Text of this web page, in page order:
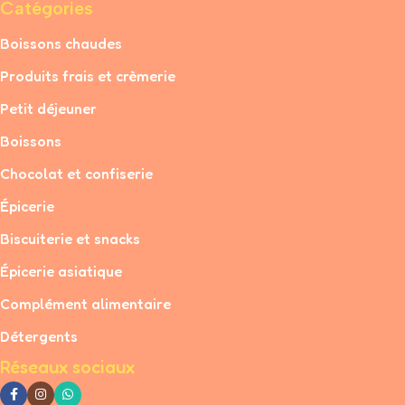
Catégories
Boissons chaudes
Produits frais et crèmerie
Petit déjeuner
Boissons
Chocolat et confiserie
Épicerie
Biscuiterie et snacks
Épicerie asiatique
Complément alimentaire
Détergents
Réseaux sociaux